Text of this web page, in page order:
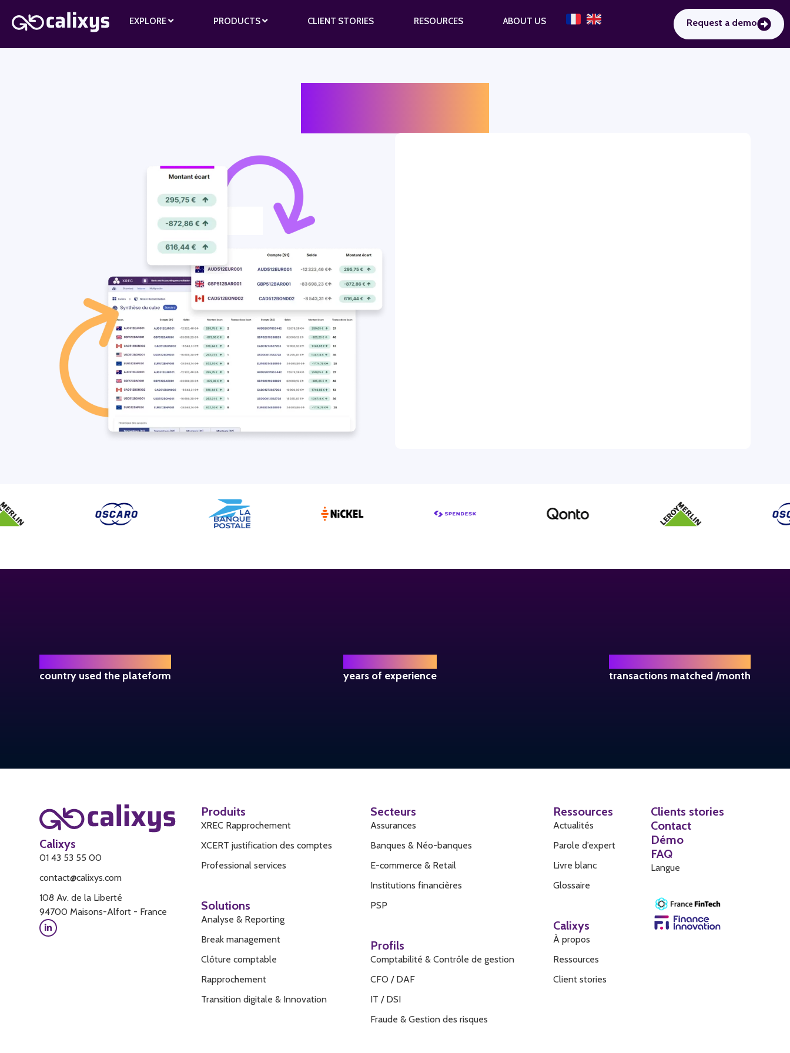
EXPLORE PRODUCTS CLIENT STORIES RESOURCES ABOUT US Request a demo
country used the plateform
+ 140 years of experience
+ 22 transactions matched /month
+ 530
Calixys
01 43 53 55 00
contact@calixys.com
108 Av. de la Liberté
94700 Maisons-Alfort - France
Produits
XREC Rapprochement
XCERT justification des comptes
Professional services
Solutions
Analyse & Reporting
Break management
Clôture comptable
Rapprochement
Transition digitale & Innovation
Secteurs
Assurances
Banques & Néo-banques
E-commerce & Retail
Institutions financières
PSP
Profils
Comptabilité & Contrôle de gestion
CFO / DAF
IT / DSI
Fraude & Gestion des risques
Ressources
Actualités
Parole d’expert
Livre blanc
Glossaire
Calixys
À propos
Ressources
Client stories
Clients stories
Contact
Démo
FAQ
Langue